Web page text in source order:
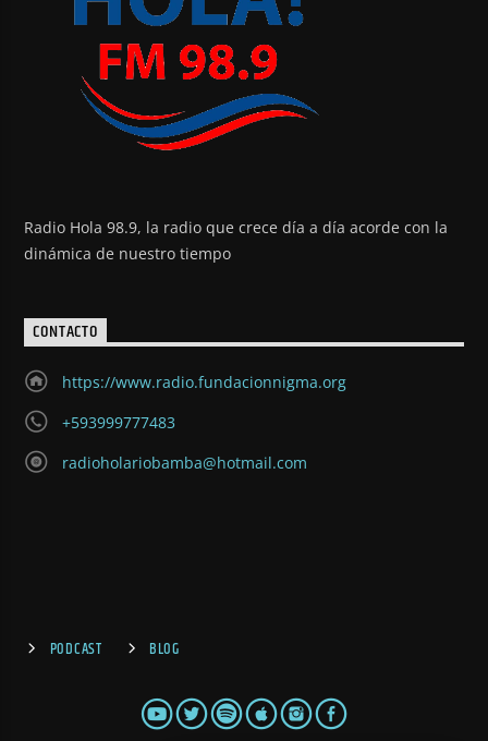
Radio Hola 98.9, la radio que crece día a día acorde con la
dinámica de nuestro tiempo
CONTACTO
https://www.radio.fundacionnigma.org
+593999777483
radioholariobamba@hotmail.com
PODCAST BLOG